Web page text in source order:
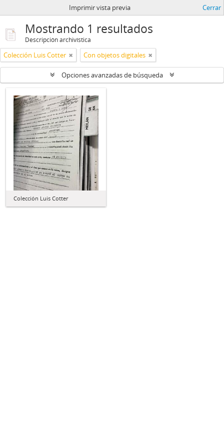
Imprimir vista previa Cerrar
Mostrando 1 resultados
Descripción archivística
Colección Luis Cotter Con objetos digitales
Opciones avanzadas de búsqueda
Colección Luis Cotter